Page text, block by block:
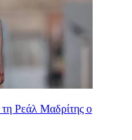
τη Ρεάλ Μαδρίτης ο